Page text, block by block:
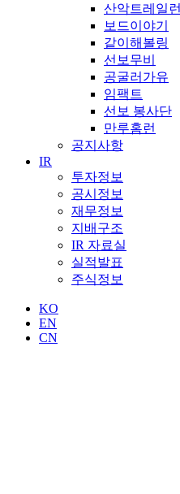
산악트레일런
보드이야기
같이해볼링
선보무비
공굴러가유
임팩트
선보 봉사단
만루홈런
공지사항
IR
투자정보
공시정보
재무정보
지배구조
IR 자료실
실적발표
주식정보
KO
EN
CN